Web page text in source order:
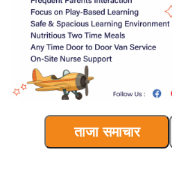
ताजा समाचार